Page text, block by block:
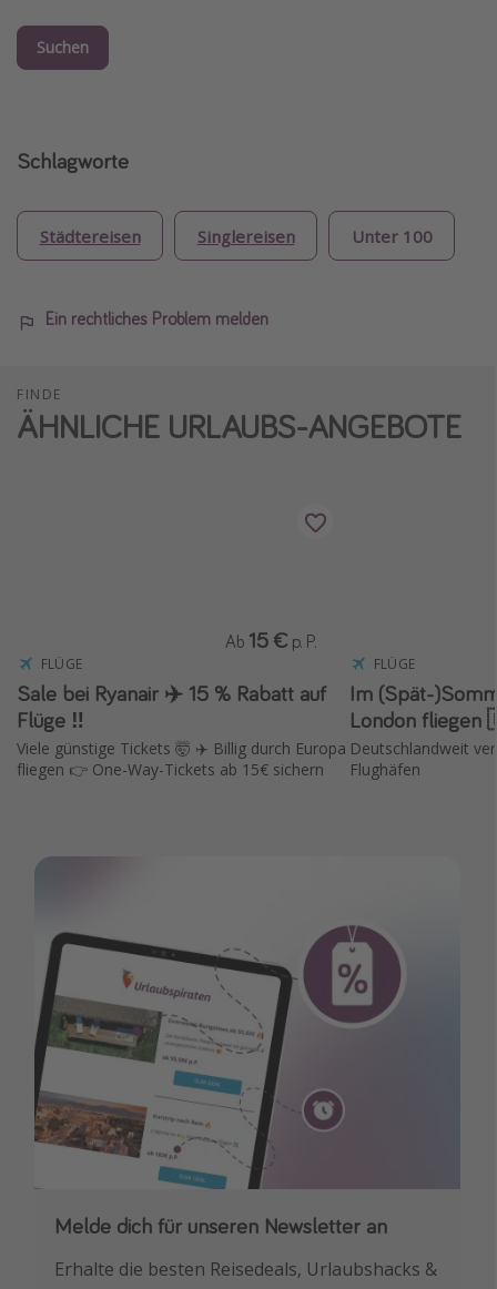
Suchen
Schlagworte
Städtereisen Singlereisen Unter 100
Ein rechtliches Problem melden
FINDE
ÄHNLICHE URLAUBS-ANGEBOTE
FLÜGE
Sale bei Ryanair ✈️ 15 % Rabatt auf
Flüge ‼️
Viele günstige Tickets 🤯 ✈️ Billig durch Europa
fliegen 👉 One-Way-Tickets ab 15€ sichern
Ab 15 € p. P.
FLÜGE
Im (Spät-
London
Deutschlandweit
Flughäfen
Melde dich für unseren Newsletter an
Erhalte die besten Reisedeals, Urlaubshacks &
Downloade unsere App
Buche die besten Reiseschnäppchen als